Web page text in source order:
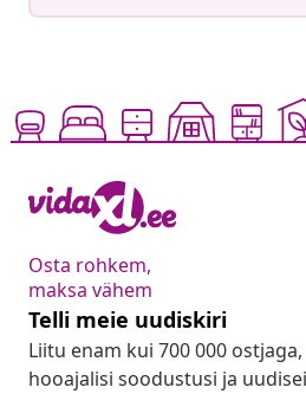
Osta rohkem,
maksa vähem
Telli meie uudiskiri
Liitu enam kui 700 000
hooajalisi soodustusi ja